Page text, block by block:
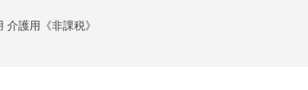
護用《非課税》